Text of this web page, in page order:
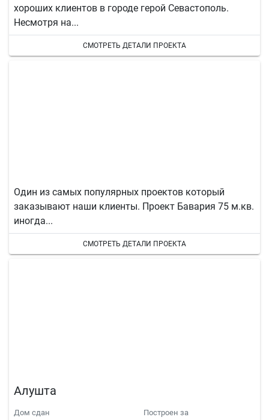
хороших клиентов в городе герой Севастополь.
Несмотря на...
СМОТРЕТЬ ДЕТАЛИ ПРОЕКТА
Один из самых популярных проектов который
заказывают наши клиенты. Проект Бавария 75 м.кв.
иногда...
СМОТРЕТЬ ДЕТАЛИ ПРОЕКТА
Алушта
Дом сдан Построен за